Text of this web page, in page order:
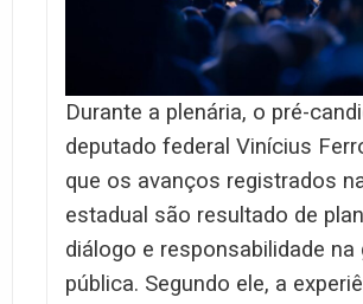
Durante a plenária, o pré-
deputado federal Vinícius
que os avanços registrados
estadual são resultado de
diálogo e responsabilidade na
pública. Segundo ele, a